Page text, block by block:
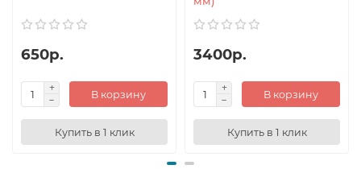
650р.
В корзину
Купить в 1 клик
3400р.
В корзину
Купить в 1 клик